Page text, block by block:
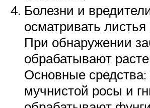
Болезни и
осматривать
При обнаружении
обрабатывают
Основные средства:
мучнистой росы и